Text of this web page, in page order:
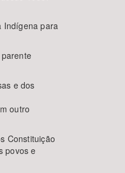
Indígena para
e dos
outro
Constituição
povos e